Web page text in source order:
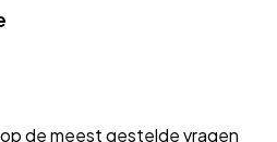
de meest gestelde vragen